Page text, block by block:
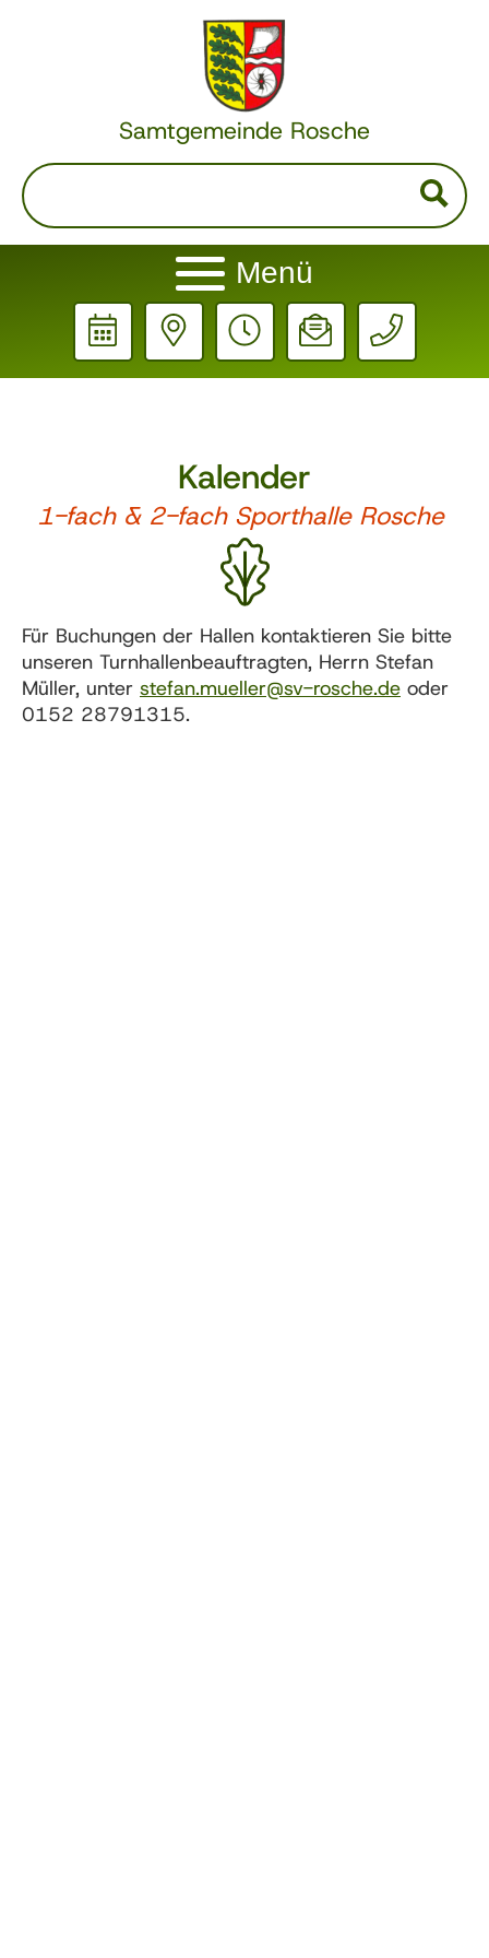
Samtgemeinde Rosche
Menü
Kalender
1-fach & 2-fach Sporthalle Rosche
Für Buchungen der Hallen kontaktieren Sie bitte
unseren Turnhallenbeauftragten, Herrn Stefan
Müller, unter stefan.mueller@sv-rosche.de oder
0152 28791315.